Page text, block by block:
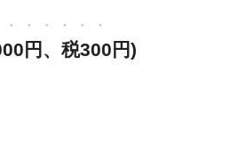
円、税300円)